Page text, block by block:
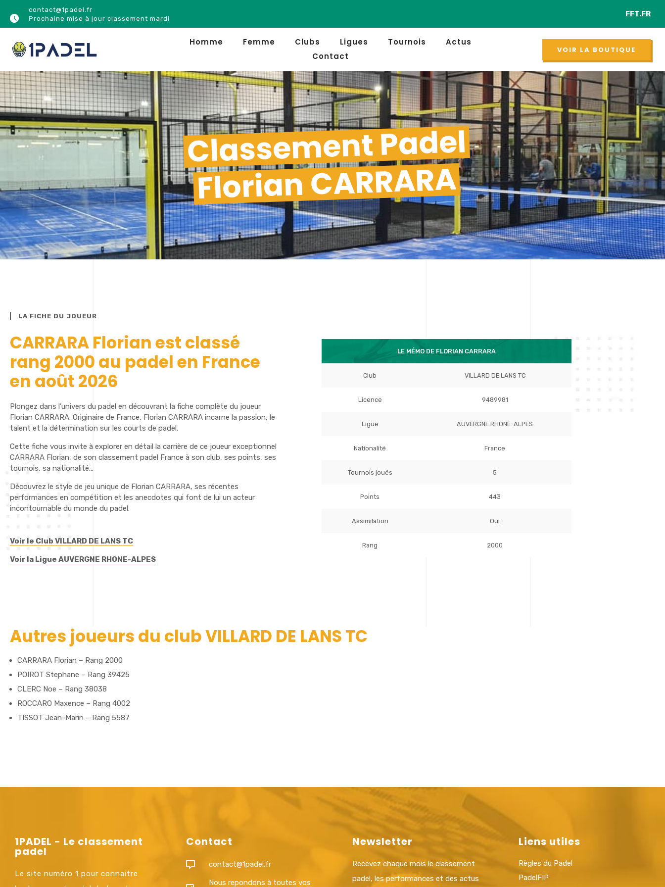
contact@1padel.fr
Prochaine mise à jour classement mardi
NOUVEAUFFT.FR
Homme Femme Clubs Ligues Tournois
Actus
Contact
VOIR LA BOUTIQUE
Classement Padel
Florian CARRARA
LA FICHE DU JOUEUR
CARRARA Florian est classé
rang 2000 au padel en France
en août 2026
Plongez dans l’univers du padel en découvrant la fiche complète du joueur
Florian CARRARA. Originaire de France, Florian CARRARA incarne la passion, le
talent et la détermination sur les courts de padel.
Cette fiche vous invite à explorer en détail la carrière de ce joueur exceptionnel
CARRARA Florian, de son classement padel France à son club, ses points, ses
tournois, sa nationalité…
Découvrez le style de jeu unique de Florian CARRARA, ses récentes
performances en compétition et les anecdotes qui font de lui un acteur
incontournable du monde du padel.
Voir le Club VILLARD DE LANS TC
Voir la Ligue AUVERGNE RHONE-ALPES
LE MÉMO DE FLORIAN CARRARA
Club VILLARD DE LANS TC
Licence 9489981
Ligue AUVERGNE RHONE-ALPES
Nationalité France
Tournois joués 5
Points 443
Assimilation Oui
Rang 2000
Autres joueurs du club VILLARD DE LANS TC
CARRARA Florian – Rang 2000
POIROT Stephane – Rang 39425
CLERC Noe – Rang 38038
ROCCARO Maxence – Rang 4002
TISSOT Jean-Marin – Rang 5587
1PADEL - Le classement
padel
Le site numéro 1 pour connaitre
Contact
contact@1padel.fr
Nous repondons à toutes vos
Newsletter
Recevez chaque mois le classement
padel, les performances et des actus
Liens utiles
Règles du Padel
PadelFIP